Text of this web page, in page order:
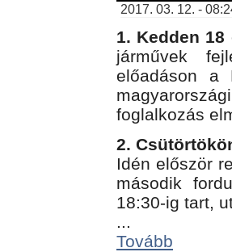
2017. 03. 12. -
1. Kedden 18
járművek
előadáson a
foglalkozás
2.
Idén először
második
18:30-ig tart,
...
Tovább